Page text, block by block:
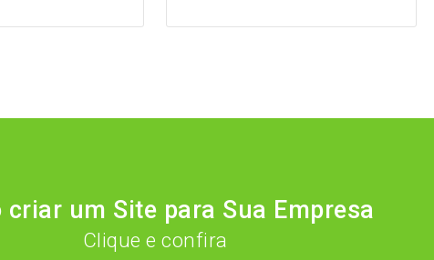
criar um Site para Sua Empresa
Clique e confira